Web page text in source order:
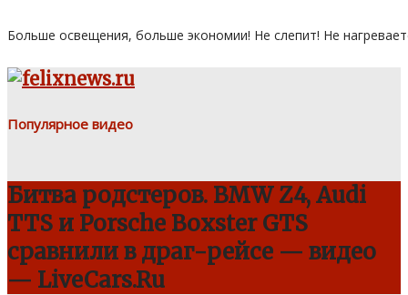
Больше освещения, больше экономии! Не слепит! Не
Популярное видео
Битва родстеров. BMW Z4, Audi
TTS и Porsche Boxster GTS
сравнили в драг-рейсе — видео
— LiveCars.Ru